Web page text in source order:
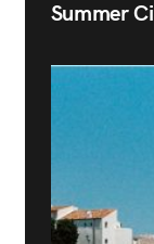
Summer